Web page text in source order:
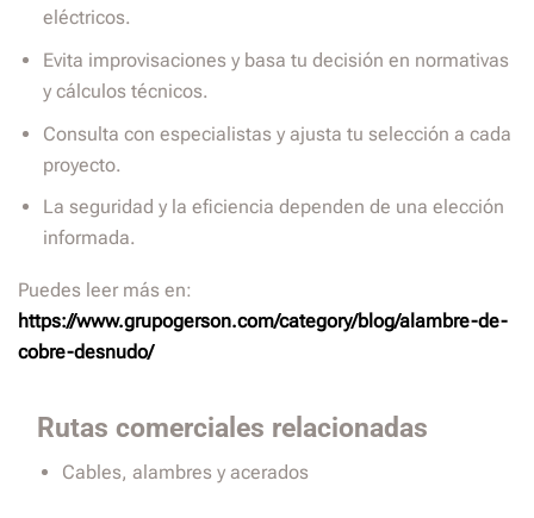
eléctricos.
Evita improvisaciones y basa tu decisión en normativas
y cálculos técnicos.
Consulta con especialistas y ajusta tu selección a cada
proyecto.
La seguridad y la eficiencia dependen de una elección
informada.
Puedes leer más en:
https://www.grupogerson.com/category/blog/alambre-de-
cobre-desnudo/
Rutas comerciales relacionadas
Cables, alambres y acerados